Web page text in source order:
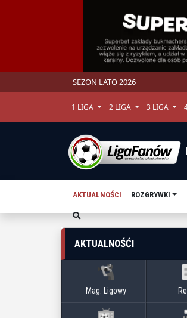
SEZON LATO 2026
1 LIGA 2 LIGA 3 LIGA
AKTUALNOŚCI ROZGRYWKI
AKTUALNOŚĆI
Mag. Ligowy